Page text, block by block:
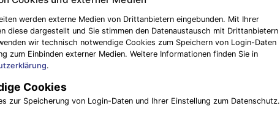
werden externe Medien von Drittanbietern eingebunden. Mit Ihrer
diese dargestellt und Sie stimmen den Datenaustausch mit Drittanbietern
wir technisch notwendige Cookies zum Speichern von Login-Daten
zum Einbinden externer Medien. Weitere Informationen finden Sie in
.
Cookies
zur Speicherung von Login-Daten und Ihrer Einstellung zum Datenschutz.